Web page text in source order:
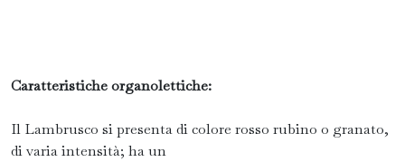
Caratteristiche organolettiche:
Il Lambrusco si presenta di colore rosso rubino o granato,
di varia intensità; ha un